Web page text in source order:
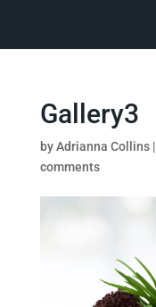
Gallery3
byAdrianna Collins|
comments